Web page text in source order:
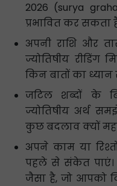
2026 (surya
प्रभावित कर सकता
अपनी राशि और
ज्योतिषीय रीडिंग
किन बातों का ध्यान
जटिल शब्दों के
ज्योतिषीय अर्थ
कुछ बदलाव क्यों
अपने काम या
पहले से संकेत
जैसा है, जो आपको